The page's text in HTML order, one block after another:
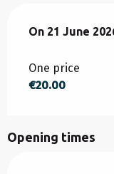
On 21 June
On 21 June
One price
€20.00
Opening times